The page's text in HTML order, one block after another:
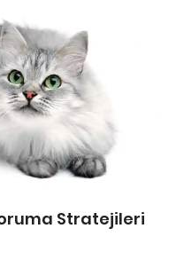
Stratejileri